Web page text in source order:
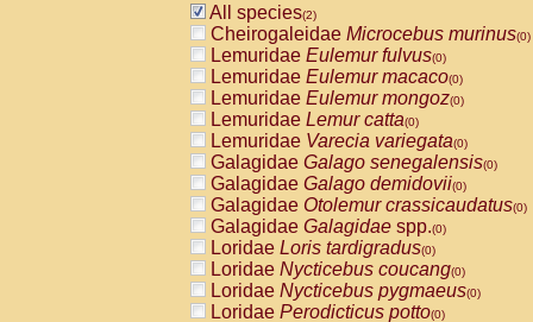
All species(2)
Cheirogaleidae Microcebus murinus(0)
Lemuridae Eulemur fulvus(0)
Lemuridae Eulemur macaco(0)
Lemuridae Eulemur mongoz(0)
Lemuridae Lemur catta(0)
Lemuridae Varecia variegata(0)
Galagidae Galago senegalensis(0)
Galagidae Galago demidovii(0)
Galagidae Otolemur crassicaudatus(0)
Galagidae Galagidae spp.(0)
Loridae Loris tardigradus(0)
Loridae Nycticebus coucang(0)
Loridae Nycticebus pygmaeus(0)
Loridae Perodicticus potto(0)